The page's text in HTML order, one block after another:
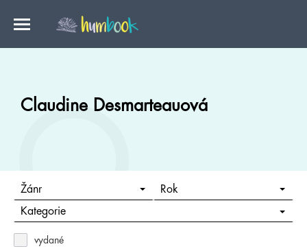
Claudine Desmarteauová
Žánr Rok
Kategorie
vydané